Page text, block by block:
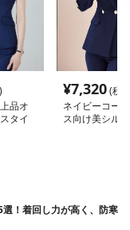
品オ
タイ
¥7,320(税
ネイビーコー
ス向け美シル
！着回し力が高く、防寒